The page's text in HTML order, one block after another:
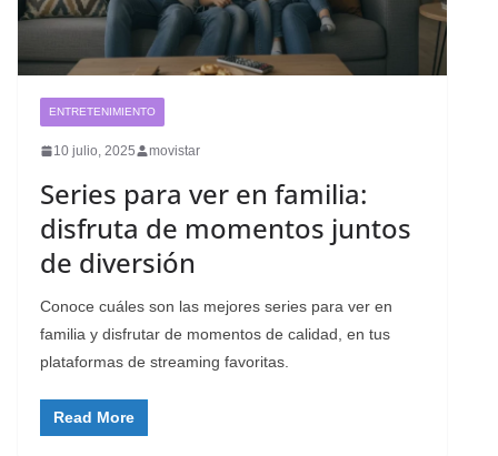
ENTRETENIMIENTO
10 julio, 2025 movistar
Series para ver en familia:
disfruta de momentos juntos
de diversión
Conoce cuáles son las mejores series para ver en
familia y disfrutar de momentos de calidad, en tus
plataformas de streaming favoritas.
Read More